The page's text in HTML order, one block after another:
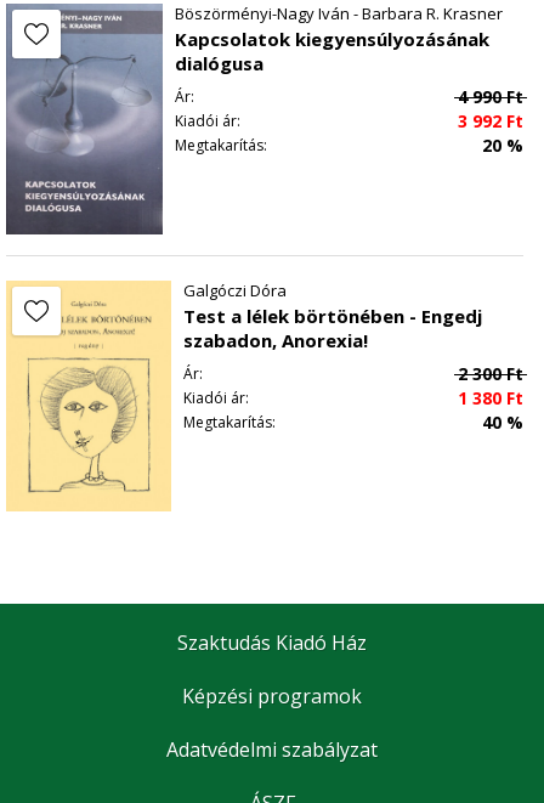
Böszörményi-Nagy Iván - Barbara R. Krasner
Kapcsolatok kiegyensúlyozásának
dialógusa
Ár: 4 990Ft
Kiadói ár: 3 992 Ft
Megtakarítás: 20 %
Galgóczi Dóra
Test a lélek börtönében - Engedj
szabadon, Anorexia!
Ár: 2 300Ft
Kiadói ár: 1 380 Ft
Megtakarítás: 40 %
Szaktudás Kiadó Ház
Képzési programok
Adatvédelmi szabályzat